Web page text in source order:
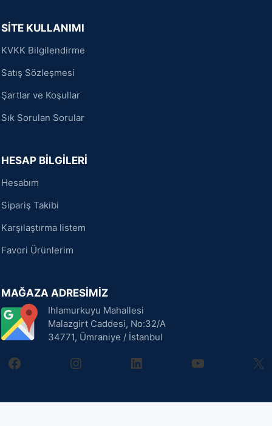
SİTE KULLANIMI
KVKK Bilgilendirme
Satış Sözleşmesi
Şartlar ve Koşullar
Sık Sorulan Sorular
HESAP BİLGİLERİ
Hesabım
Sipariş Takibi
Karşılaştırma listem
Favori Ürünlerim
MAĞAZA ADRESİMİZ
Ihlamurkuyu Mahallesi
Malazgirt Caddesi, No:32/A
34771, Ümraniye / İstanbul
facebookinstagramlinkedin youtube X